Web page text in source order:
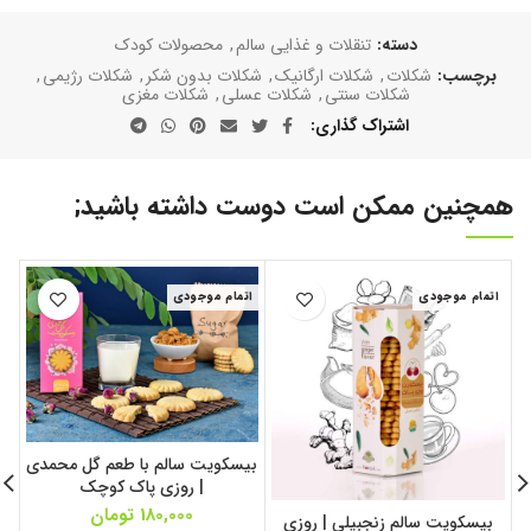
دسته: تنقلات و غذایی سالم, محصولات کودک
برچسب: شکلات, شکلات ارگانیک, شکلات بدون شکر , شکلات رژیمی,
شکلات سنتی, شکلات عسلی, شکلات مغزی
اشتراک گذاری
همچنین ممکن است دوست داشته باشید;
اتمام موجودی
بیسکویت سالم زنجبیلی | روزی
اتمام موجودی
بیسکویت سالم با طعم گل محمدی
| روزی پاک کوچک
180,000 تومان